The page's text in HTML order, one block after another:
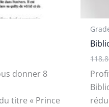
donner 8
titre « Prince